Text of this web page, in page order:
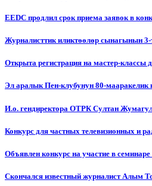
EEDC продлил срок приема заявок в
Журналисттик иликтөөлөр сынагынын 3-
Открыта регистрация на мастер-классы
Эл аралык Пен-клубунун 80-мааракелик
И.о. гендиректора ОТРК Султан
Конкурс для частных телевизионных и
Объявлен конкурс на участие в семинаре
Cкончался известный журналист Алым